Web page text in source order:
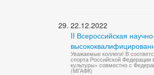
22.12.2022
II Всероссийская
Уважаемые коллеги! В
спорта Российской
культуры» совместно с
(МГАФК)